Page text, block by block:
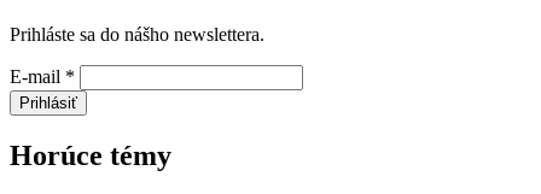
Prihláste sa do nášho newslettera.
E-mail *
Prihlásiť
Horúce témy